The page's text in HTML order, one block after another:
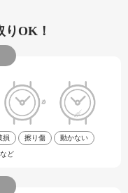
りOK！
損 擦り傷 動かない
など